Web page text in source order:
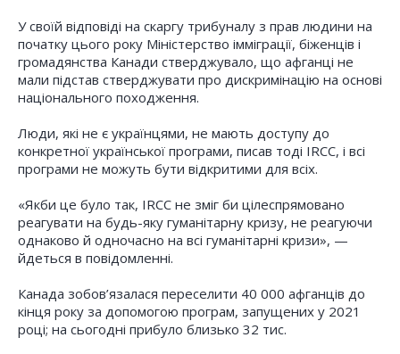
У своїй відповіді на скаргу трибуналу з прав людини на
початку цього року Міністерство імміграції, біженців і
громадянства Канади стверджувало, що афганці не
мали підстав стверджувати про дискримінацію на основі
національного походження.
Люди, які не є українцями, не мають доступу до
конкретної української програми, писав тоді IRCC, і всі
програми не можуть бути відкритими для всіх.
«Якби це було так, IRCC не зміг би цілеспрямовано
реагувати на будь-яку гуманітарну кризу, не реагуючи
однаково й одночасно на всі гуманітарні кризи», —
йдеться в повідомленні.
Канада зобов’язалася переселити 40 000 афганців до
кінця року за допомогою програм, запущених у 2021
році; на сьогодні прибуло близько 32 тис.